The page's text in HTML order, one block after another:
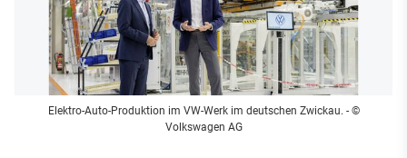
Elektro-Auto-Produktion im VW-Werk im deutschen Zwickau. - ©
Volkswagen AG